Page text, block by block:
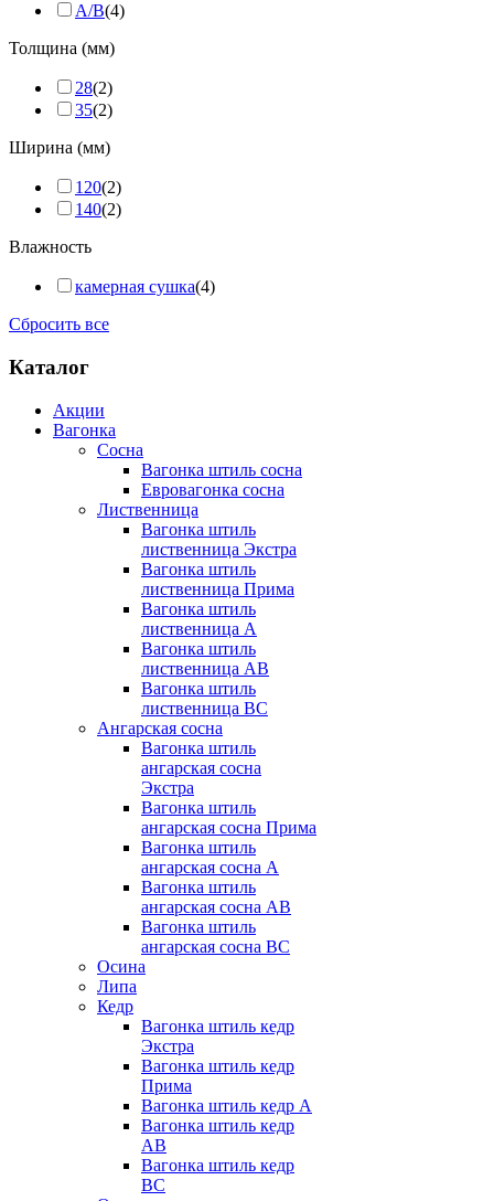
A/B(4)
Толщина (мм)
28(2)
35(2)
Ширина (мм)
120(2)
140(2)
Влажность
камерная сушка(4)
Сбросить все
Каталог
Акции
Вагонка
Сосна
Вагонка штиль сосна
Евровагонка сосна
Лиственница
Вагонка штиль
лиственница Экстра
Вагонка штиль
лиственница Прима
Вагонка штиль
лиственница А
Вагонка штиль
лиственница AB
Вагонка штиль
лиственница BC
Ангарская сосна
Вагонка штиль
ангарская сосна
Экстра
Вагонка штиль
ангарская сосна Прима
Вагонка штиль
ангарская сосна А
Вагонка штиль
ангарская сосна AB
Вагонка штиль
ангарская сосна BC
Осина
Липа
Кедр
Вагонка штиль кедр
Экстра
Вагонка штиль кедр
Прима
Вагонка штиль кедр А
Вагонка штиль кедр
AB
Вагонка штиль кедр
BC